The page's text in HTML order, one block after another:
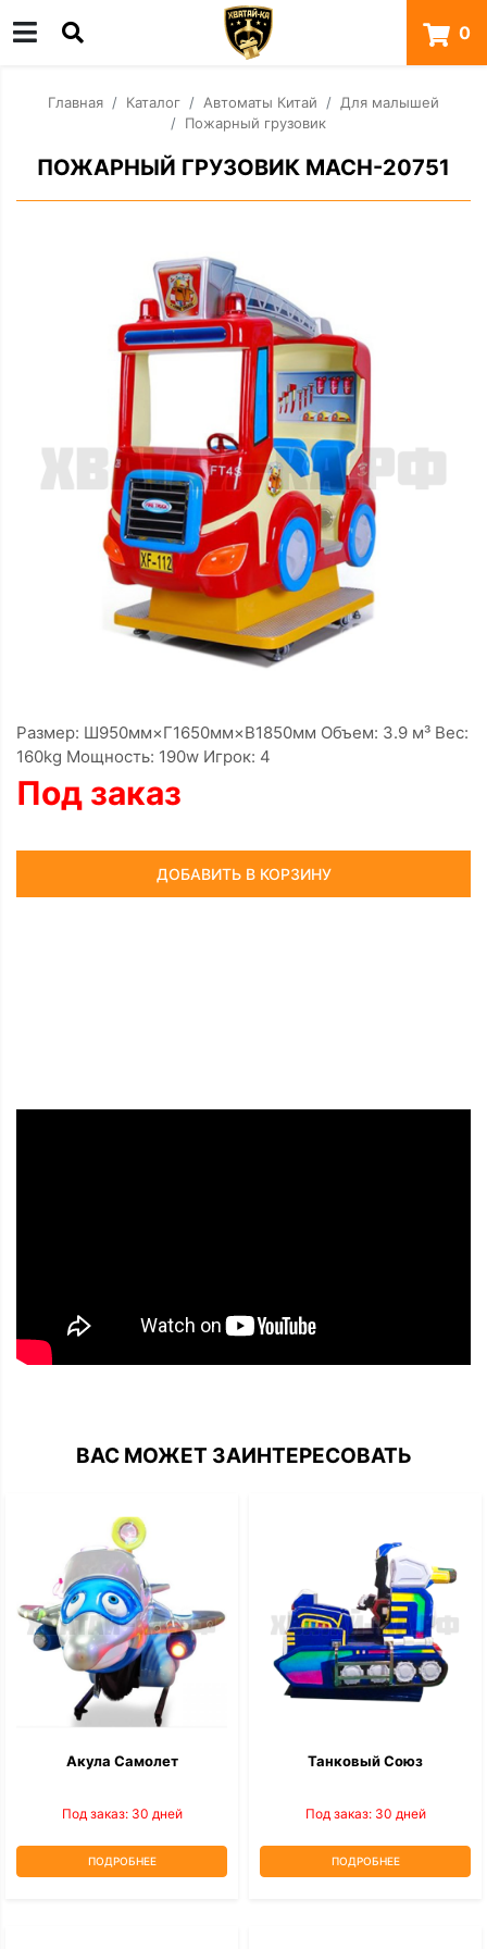
0
Главная Каталог Автоматы Китай
Для малышей
Пожарный грузовик
ПОЖАРНЫЙ ГРУЗОВИК MACH-20751
Размер: Ш950мм×Г1650мм×В1850мм Объем: 3.9 м³ Вес:
160kg Мощность: 190w Игрок: 4
Под заказ
ДОБАВИТЬ В КОРЗИНУ
ВАС МОЖЕТ ЗАИНТЕРЕСОВАТЬ
Акула Самолет
Под заказ: 30 дней
ПОДРОБНЕЕ
Танковый Союз
Под заказ: 30 дней
ПОДРОБНЕЕ